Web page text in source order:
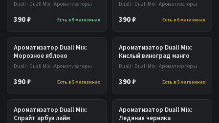
Duall · Duall Mix · Ароматизаторы
390 ₽ Есть в 9 магазинах
Duall · Duall Mix · Ароматизаторы
390 ₽ Есть в 6 магазинах
Ароматизатор Duall Mix:
Морозное яблоко
Duall · Duall Mix · Ароматизаторы
390 ₽ Есть в 5 магазинах
Ароматизатор Duall Mix:
Кислый виноград манго
Duall · Duall Mix · Ароматизаторы
390 ₽ Есть в 5 магазинах
Ароматизатор Duall Mix:
Спрайт арбуз лайм
Ароматизатор Duall Mix:
Ледяная черника